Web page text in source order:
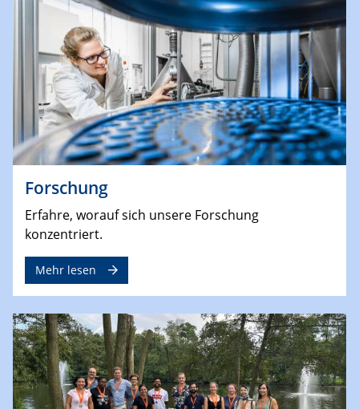
Forschung
Erfahre, worauf sich unsere Forschung
konzentriert.
Mehr lesen